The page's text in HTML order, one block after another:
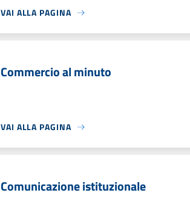
VAI ALLA PAGINA
Commercio al minuto
VAI ALLA PAGINA
Comunicazione istituzionale